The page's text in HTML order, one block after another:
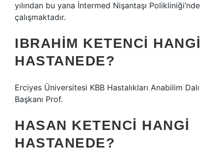
yılından bu yana İntermed Nişantaşı Polikliniği’nde
çalışmaktadır.
IBRAHIM KETENCI HANGI
HASTANEDE?
Erciyes Üniversitesi KBB Hastalıkları Anabilim Dalı
Başkanı Prof.
HASAN KETENCI HANGI
HASTANEDE?